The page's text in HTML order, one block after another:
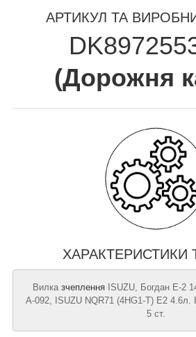
АРТИКУЛ ТА
(Дорожня
ХАРАКТЕРИСТИКИ
Вилка зчеплення ISUZU, Богдан Е-2
А-092, ISUZU NQR71 (4HG1-T) E2 4.6л.
5 ст.